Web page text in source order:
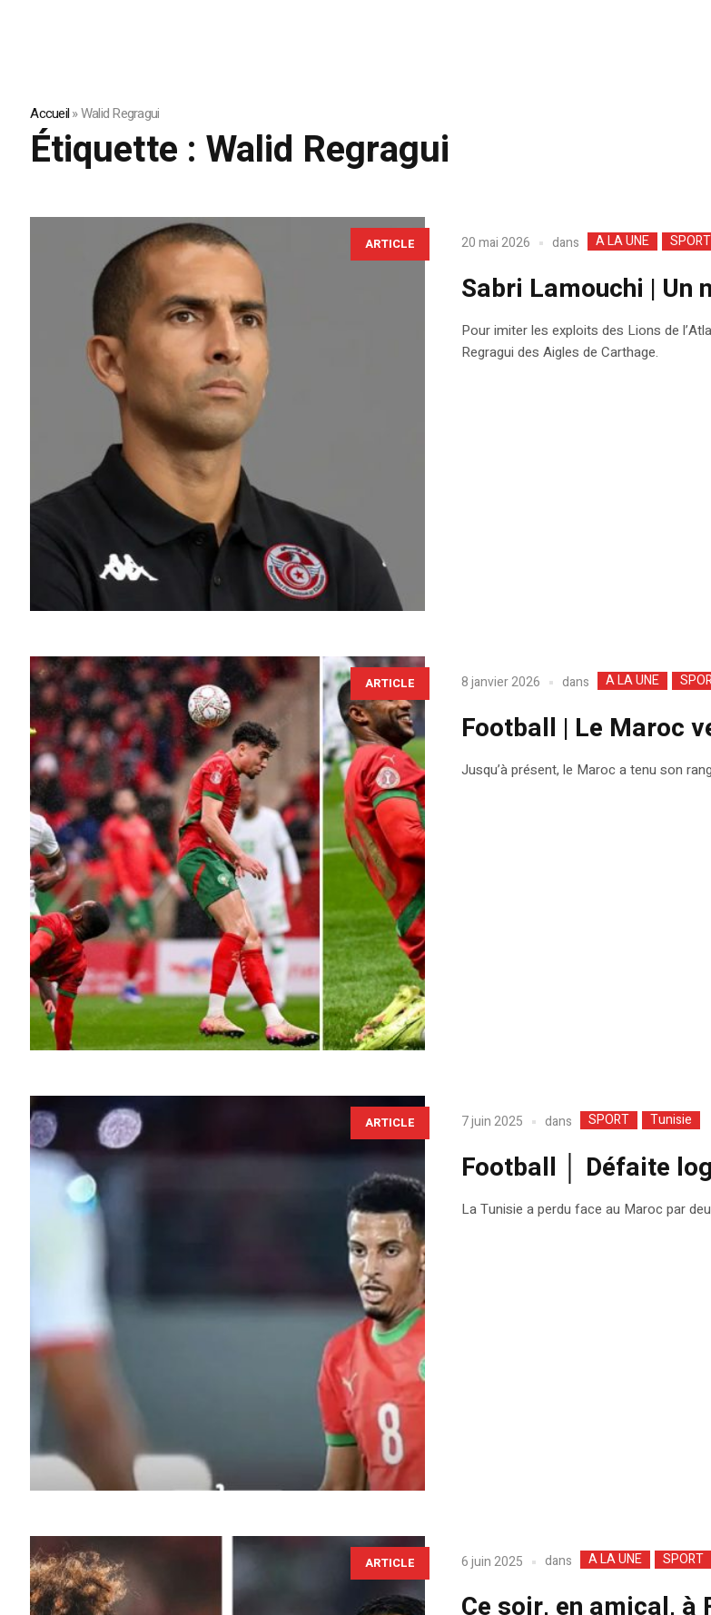
Accueil»Walid Regragui
Étiquette :Walid Regragui
ARTICLE 20 mai 2026 dans A LA UNE SPORT
Sabri Lamouchi | Un
Pour imiter les exploits des Lions de
Regragui des Aigles de Carthage.
ARTICLE 8 janvier 2026 dans A LA UNE
Football | Le Maroc
Jusqu’à présent, le Maroc a tenu son
ARTICLE 7 juin 2025 dans SPORT Tunisie
Football │ Défaite
La Tunisie a perdu face au Maroc par
ARTICLE 6 juin 2025 dans A LA UNE SPORT
Ce soir, en amical,